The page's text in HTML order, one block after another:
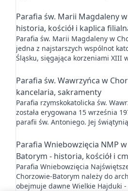
Parafia św. Marii Magdaleny
historia, kościół i kaplica
Parafia św. Marii Magdaleny w
jedna z najstarszych wspólnot
Śląsku, sięgająca korzeniami XIII
Parafia św. Wawrzyńca w
kancelaria, sakramenty
Parafia rzymskokatolicka św.
została erygowana 15 września
parafii św. Antoniego. Jej
Parafia Wniebowzięcia NMP
Batorym - historia, kościół i
Parafia Wniebowzięcia
Chorzowie-Batorym należy do
obejmuje dawne Wielkie Hajduki